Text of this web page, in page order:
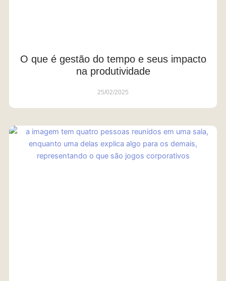
O que é gestão do tempo e seus impacto
na produtividade
25/02/2025